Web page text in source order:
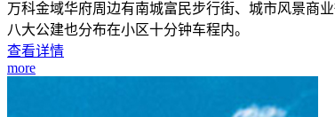
万科金域华府周边有南城富民步行街、城市风景商
八大公建也分布在小区十分钟车程内。
查看详情
more